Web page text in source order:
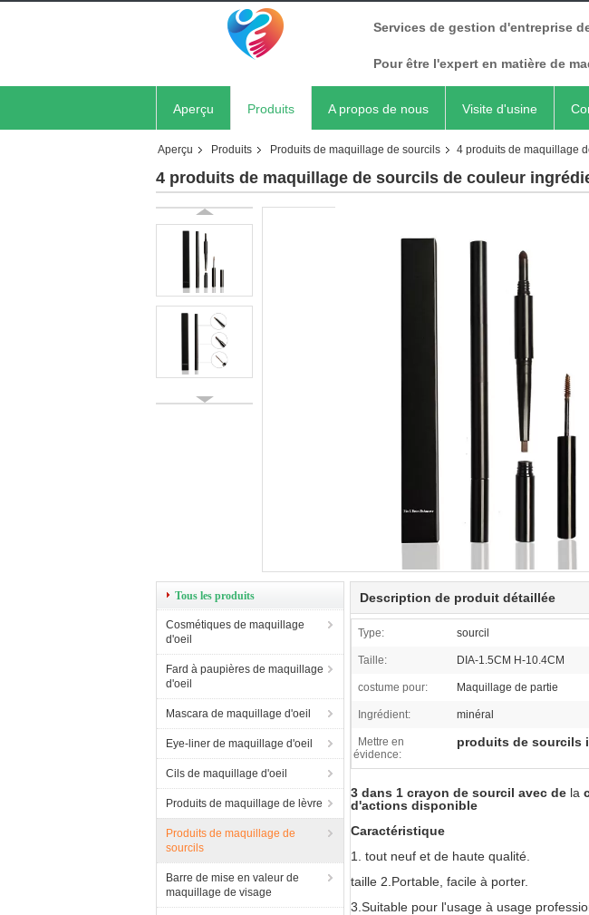
Services de gestion d'entreprise
Pour être l'expert en matière de
Aperçu Produits A propos de nous Visite d'usine
Aperçu Produits Produits de maquillage de sourcils 4 produits de maquillage
4 produits de maquillage de sourcils de couleur
Tous les produits
Cosmétiques de maquillage
d'oeil
Fard à paupières de maquillage
d'oeil
Mascara de maquillage d'oeil
Eye-liner de maquillage d'oeil
Cils de maquillage d'oeil
Produits de maquillage de lèvre
Produits de maquillage de
sourcils
Barre de mise en valeur de
maquillage de visage
Description de produit détaillée
Type: sourcil
Taille: DIA-1.5CM H-10.4CM
costume pour: Maquillage de partie
Ingrédient: minéral
Mettre en
évidence:
produits de sourcils
3 dans 1 crayon de sourcil avec de la
d'actions disponible
Caractéristique
1. tout neuf et de haute qualité.
taille 2.Portable, facile à porter.
3.Suitable pour l'usage à usage